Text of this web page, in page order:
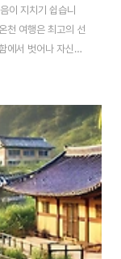
이 지치기 쉽습니
천 여행은 최고의 선
에서 벗어나 자신만
는 겨울철 혼자 떠
울에서 1시간 거리
외 온천 풀을 모두
을 보낼 수 있습니
에 좋습니다.추천 활